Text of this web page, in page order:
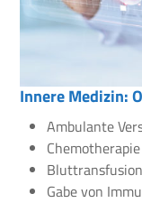
Innere Medizin:
Ambulante
Chemotherapie
Gabe von